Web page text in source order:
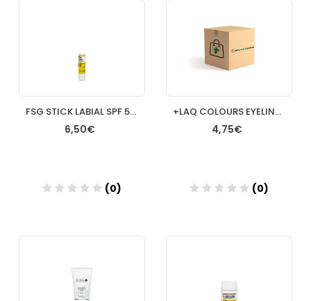
FSG STICK LABIAL SPF 50+ 45GR
6,50€
(0)
+LAQ COLOURS EYELINER PENCIL LAPIZ 01 BLACK
4,75€
(0)